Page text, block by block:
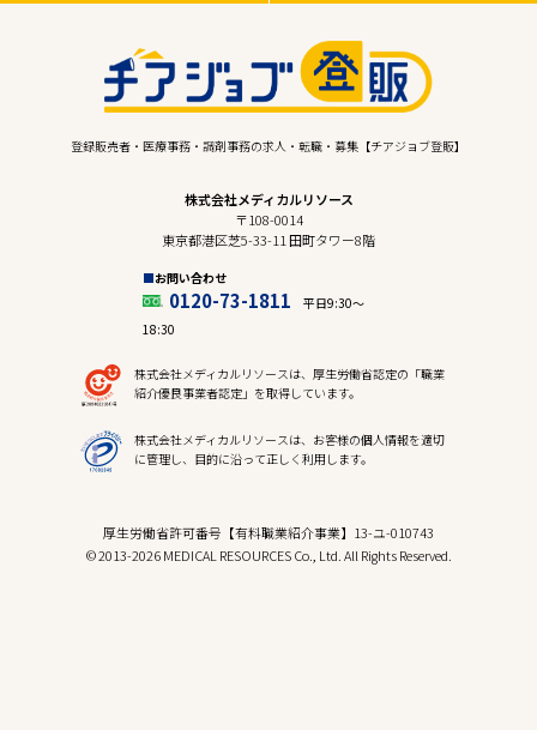
登録販売者・医療事務・調剤事務の求人・転職・募集【チアジョブ登販】
株式会社メディカルリソース
〒108-0014
東京都港区芝5-33-11 田町タワー8階
お問い合わせ
0120-73-1811
平日9:30〜
18:30
株式会社メディカルリソースは、厚生労働省認定の「職業
紹介優良事業者認定」を取得しています。
株式会社メディカルリソースは、お客様の個人情報を適切
に管理し、目的に沿って正しく利用します。
厚生労働省許可番号【有料職業紹介事業】13-ユ-010743
© 2013-2026 MEDICAL RESOURCES Co., Ltd. All Rights Reserved.